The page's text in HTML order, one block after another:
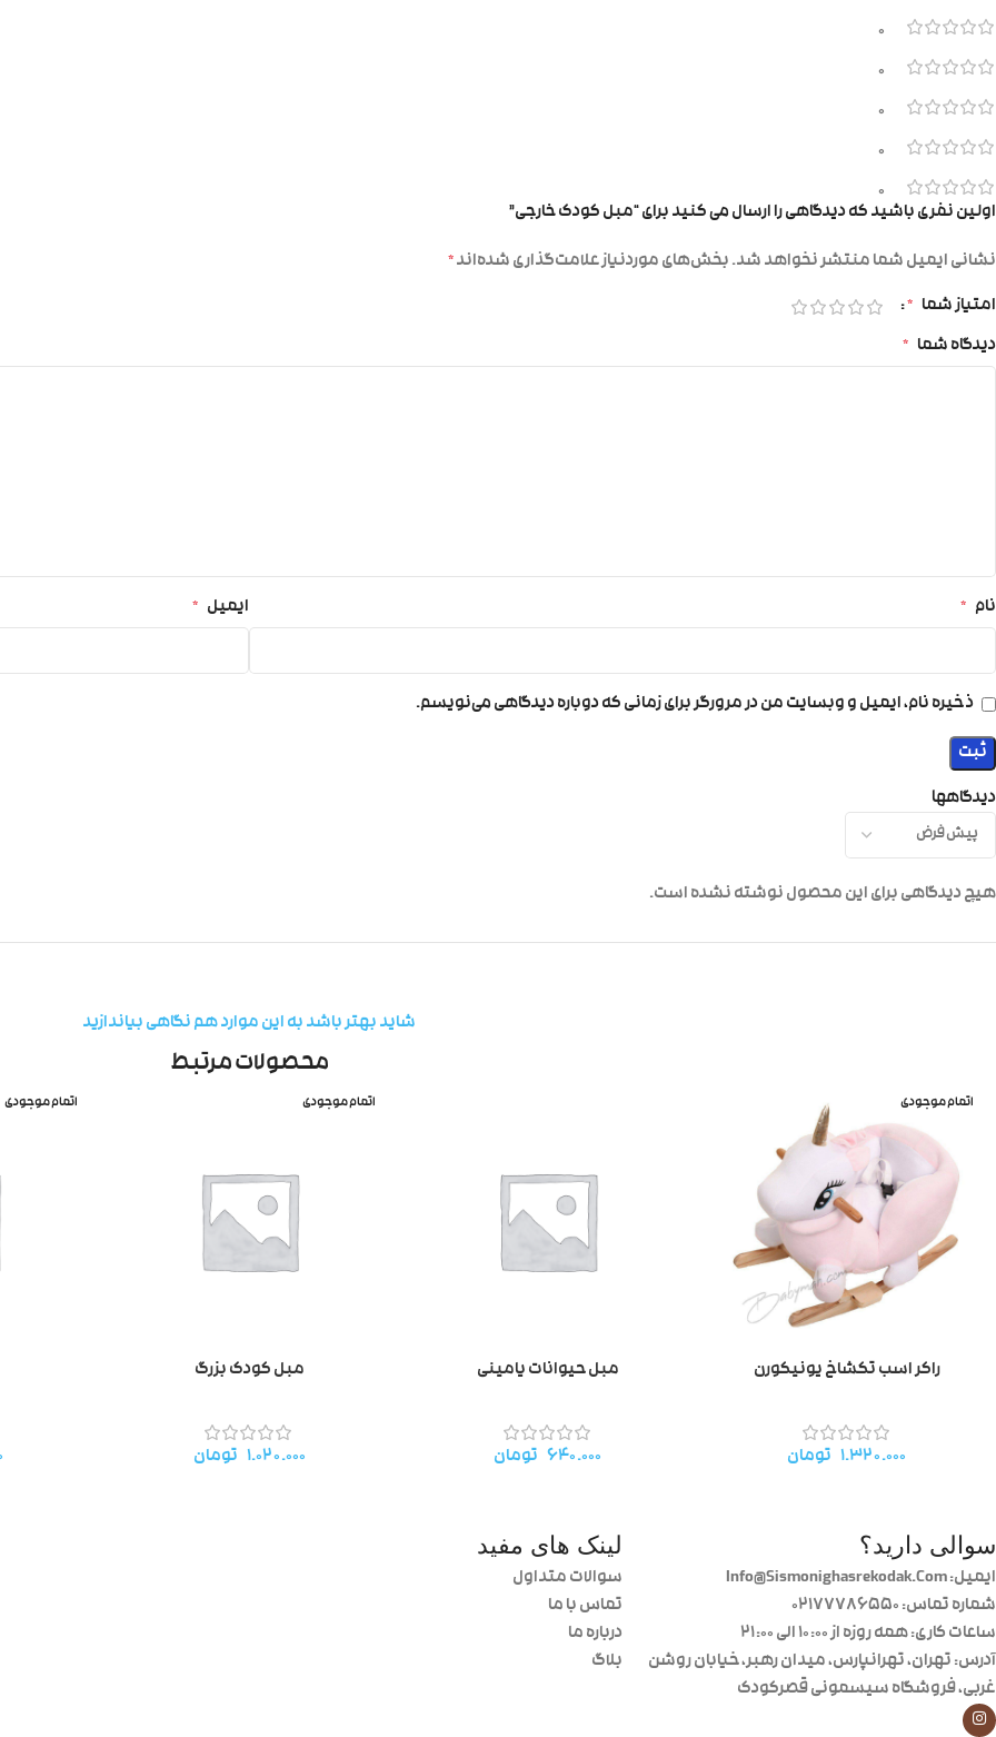
0
0
0
0
0
دیدگاهها
هیچ دیدگاهی برای این محصول نوشته نشده است.
اولین نفری باشید که دیدگاهی را ارسال می کنید برای “مبل کودک خارجی”
نشانی ایمیل شما منتشر نخواهد شد.بخش‌های موردنیاز علامت‌گذاری شده‌اند*
امتیاز شما *
دیدگاه شما *
نام * ایمیل *
ذخیره نام، ایمیل و وبسایت من در مرورگر برای زمانی که دوباره دیدگاهی می‌نویسم.
شاید بهتر باشد به این موارد هم نگاهی بیاندازید
محصولات مرتبط
اتمام موجودی
راکر اسب تکشاخ یونیکورن
۱.۳۲۰.۰۰۰ تومان
مبل حیوانات یامینی
۶۴۰.۰۰۰ تومان
اتمام موجودی
مبل کودک بزرگ
۱.۰۲۰.۰۰۰ تومان
اتمام موجودی
سوالی دارید؟
ایمیل: Info@Sismonighasrekodak.Com
شماره تماس: 02177786550
ساعات کاری: همه روزه از ۱۰:۰۰ الی ۲۱:۰۰
آدرس: تهران، تهرانپارس، میدان رهبر، خیابان روشن
غربی، فروشگاه سیسمونی قصرکودک
لینک های مفید
سوالات متداول
تماس با ما
درباره ما
بلاگ